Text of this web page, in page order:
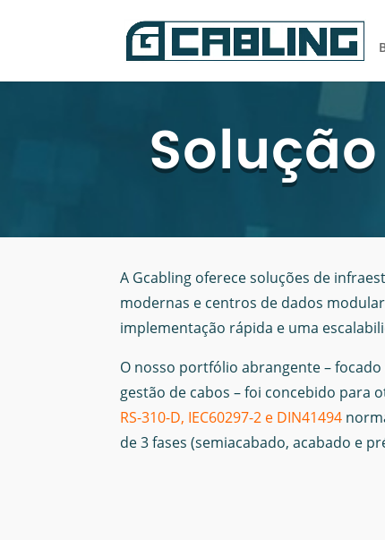
A Gcabling oferece soluções de
modernas e centros de dados
implementação rápida e uma
O nosso portfólio abrangente –
gestão de cabos – foi concebido para
RS-310-D, IEC60297-2 e DIN41494
de 3 fases (semiacabado, acabado e